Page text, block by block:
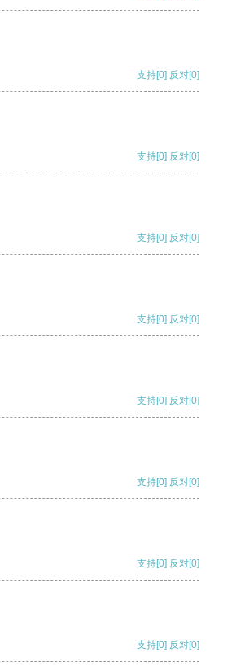
支持[0] 反对[0]
支持[0] 反对[0]
支持[0] 反对[0]
支持[0] 反对[0]
支持[0] 反对[0]
支持[0] 反对[0]
支持[0] 反对[0]
支持[0] 反对[0]